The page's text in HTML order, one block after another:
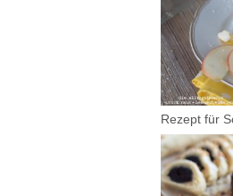
Rezept für